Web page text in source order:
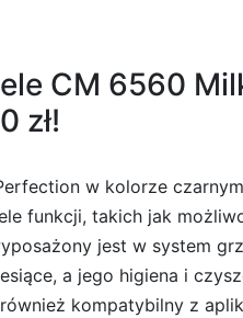
CM 6560
zł!
w kolorze
funkcji, takich jak
jest w system
a jego higiena i
kompatybilny z